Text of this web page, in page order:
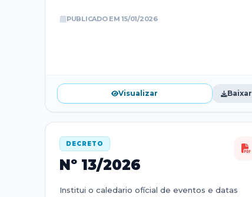
PUBLICADO EM15/01/2026
Visualizar Baixar
DECRETO
Nº 13/2026
Institui o caledario ofícial de eventos e datas